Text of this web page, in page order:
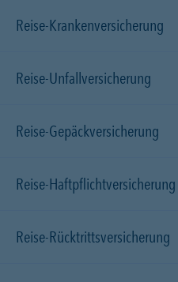
Reise-Krankenversicherung
Reise-Unfallversicherung
Reise-Gepäckversicherung
Reise-Haftpflichtversicherung
Reise-Rücktrittsversicherung